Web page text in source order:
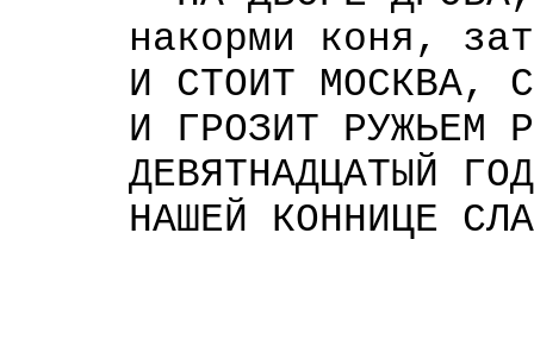
накорми коня,
И СТОИТ МОСКВА,
И ГРОЗИТ РУЖЬЕМ
ДЕВЯТНАДЦАТЫЙ ГОД
НАШЕЙ КОННИЦЕ